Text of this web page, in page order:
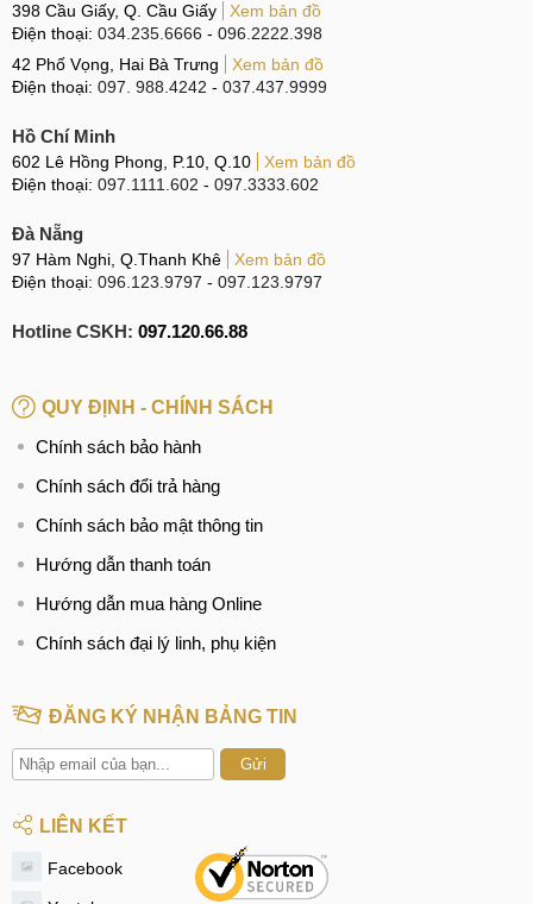
398 Cầu Giấy, Q. Cầu Giấy
Xem bản đồ
Điện thoại: 034.235.6666 - 096.2222.398
42 Phố Vọng, Hai Bà Trưng
Xem bản đồ
Điện thoại: 097. 988.4242 - 037.437.9999
Hồ Chí Minh
602 Lê Hồng Phong, P.10, Q.10
Xem bản đồ
Điện thoại: 097.1111.602 - 097.3333.602
Đà Nẵng
97 Hàm Nghi, Q.Thanh Khê
Xem bản đồ
Điện thoại: 096.123.9797 - 097.123.9797
Hotline CSKH: 097.120.66.88
QUY ĐỊNH - CHÍNH SÁCH
Chính sách bảo hành
Chính sách đổi trả hàng
Chính sách bảo mật thông tin
Hướng dẫn thanh toán
Hướng dẫn mua hàng Online
Chính sách đại lý linh, phụ kiện
ĐĂNG KÝ NHẬN BẢNG TIN
Gửi
LIÊN KẾT
Facebook